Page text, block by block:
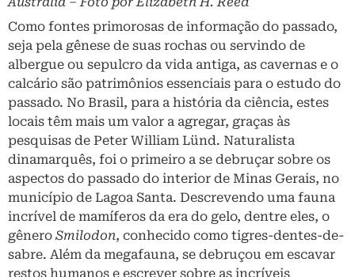
Como fontes primorosas de informação do passado,
seja pela gênese de suas rochas ou servindo de
albergue ou sepulcro da vida antiga, as cavernas e o
calcário são patrimônios essenciais para o estudo do
passado. No Brasil, para a história da ciência, estes
locais têm mais um valor a agregar, graças às
pesquisas de Peter William Lünd. Naturalista
dinamarquês, foi o primeiro a se debruçar sobre os
aspectos do passado do interior de Minas Gerais, no
município de Lagoa Santa. Descrevendo uma fauna
incrível de mamíferos da era do gelo, dentre eles, o
gênero Smilodon, conhecido como tigres-dentes-de-
sabre. Além da megafauna, se debruçou em escavar
restos humanos e escrever sobre as incríveis